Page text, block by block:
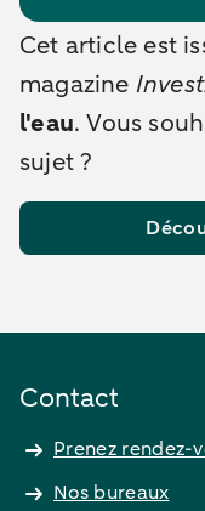
Cet article est
magazine
l'eau. Vous
sujet ?
Contact
Prenez rendez-
Nos bureaux